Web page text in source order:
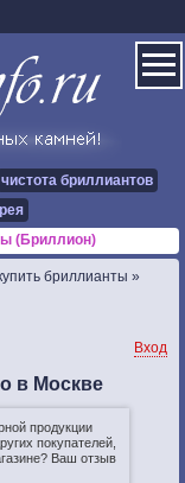
чистота бриллиантов
(Бриллион)
бриллианты »
Вход
в Москве
продукции
покупателей,
Ваш отзыв